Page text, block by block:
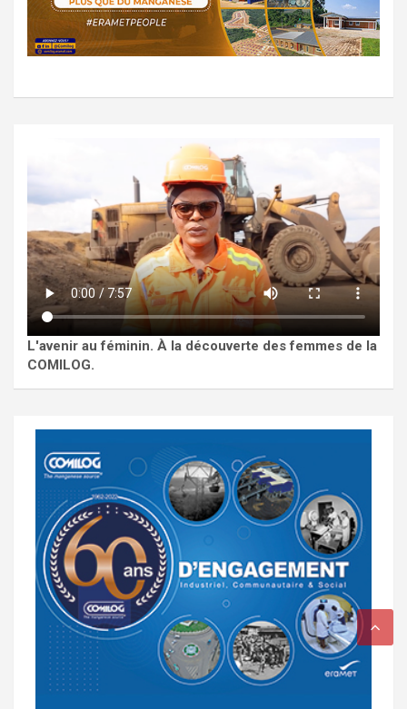
L'avenir au féminin. À la découverte des femmes de la
COMILOG.